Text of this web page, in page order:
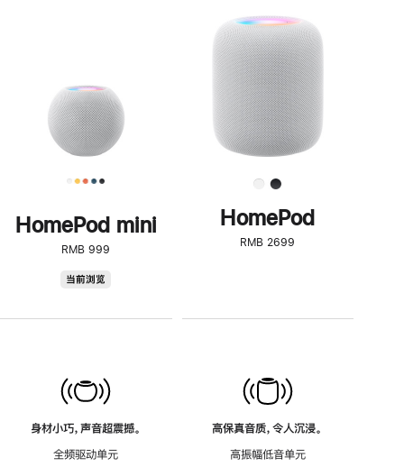
HomePod mini
RMB 999
当前浏览
身材小巧，声音超震撼。
全频驱动单元
步
了
解
HomePod<
HomePod
RMB 2699
高保真音质，令人沉浸。
高振幅低音单元